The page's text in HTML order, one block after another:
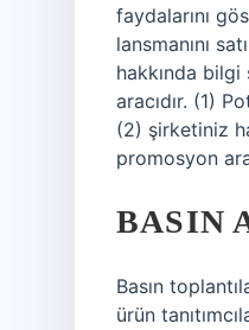
faydalarını
lansmanını
hakkında
aracıdır. (1)
(2) şirketiniz
promosyon
BASIN
Basın
ürün